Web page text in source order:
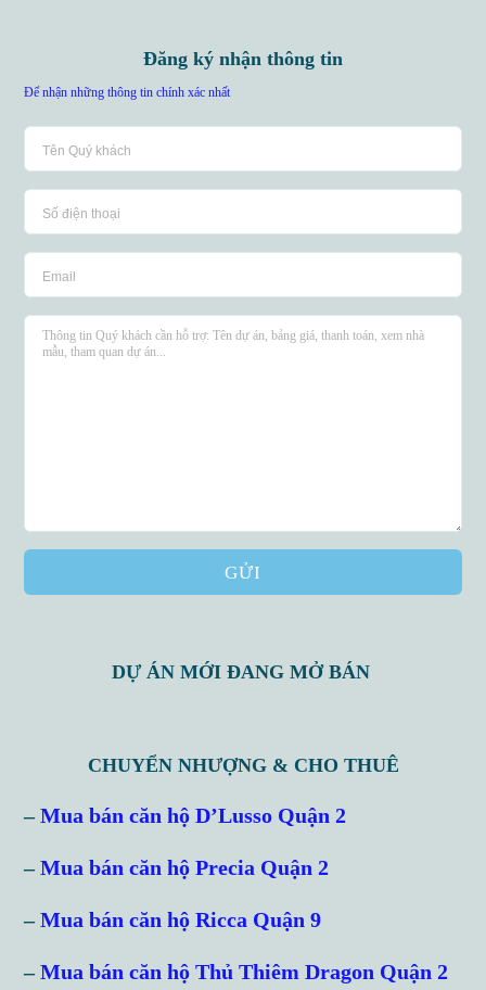
Đăng ký nhận thông tin
Để nhận những thông tin chính xác nhất
GỬI
DỰ ÁN MỚI ĐANG MỞ BÁN
CHUYỂN NHƯỢNG & CHO THUÊ
–Mua bán căn hộ D’Lusso Quận 2
–Mua bán căn hộ Precia Quận 2
–Mua bán căn hộ Ricca Quận 9
–Mua bán căn hộ Thủ Thiêm Dragon Quận 2